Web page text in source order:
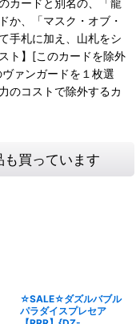
カードと別名の、「龍
か、「マスク・オブ・
手札に加え、山札をシ
ト】[このカードを除外
ァンガードを１枚選
のコストで除外するカ
買っています
☆SALE☆ダズルバブル
パラダイスプレセア